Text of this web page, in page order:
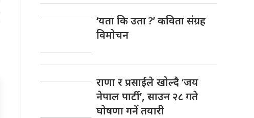
‘यता कि उता ?’ कविता संग्रह
विमोचन
राणा र प्रसाईंले खोल्दै ‘जय
नेपाल पार्टी’, साउन २८ गते
घोषणा गर्ने तयारी